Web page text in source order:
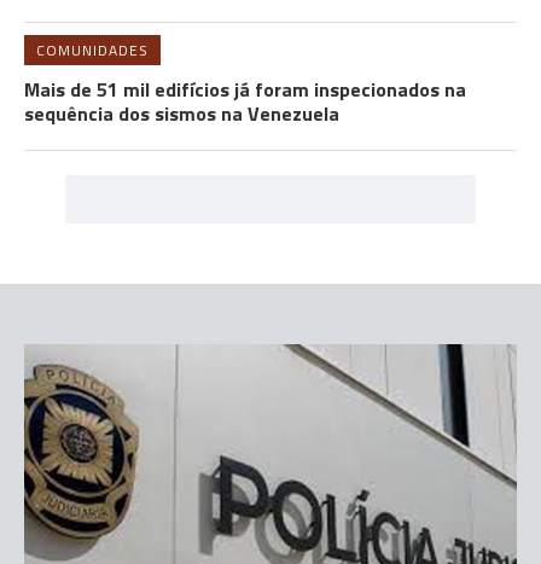
COMUNIDADES
Mais de 51 mil edifícios já foram inspecionados na
sequência dos sismos na Venezuela